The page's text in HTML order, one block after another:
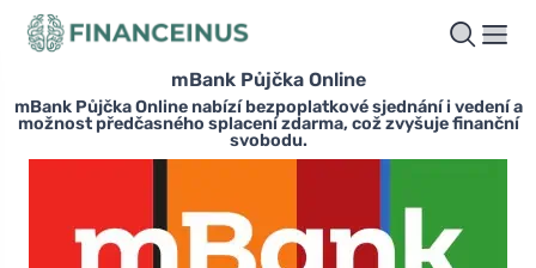
mBank Půjčka Online
mBank Půjčka Online nabízí bezpoplatkové sjednání i vedení a
možnost předčasného splacení zdarma, což zvyšuje finanční
svobodu.